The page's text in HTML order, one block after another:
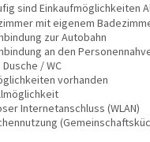
sind Einkaufmöglichkeiten
mit eigenem
zur Autobahn
an den
/ WC
vorhanden
Internetanschluss (WLAN)